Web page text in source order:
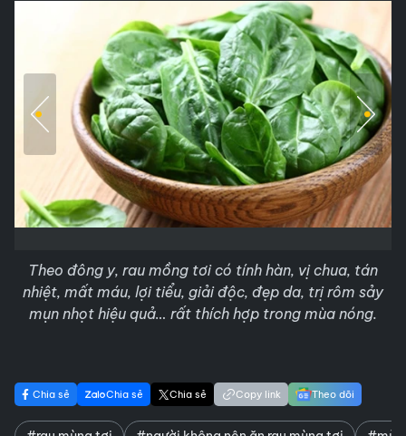
Theo đông y, rau mồng tơi có tính hàn, vị chua, tán
nhiệt, mất máu, lợi tiểu, giải độc, đẹp da, trị rôm sảy
mụn nhọt hiệu quả… rất thích hợp trong mùa nóng.
Chia sẻ Chia sẻ Chia sẻ Copy link Theo dõi